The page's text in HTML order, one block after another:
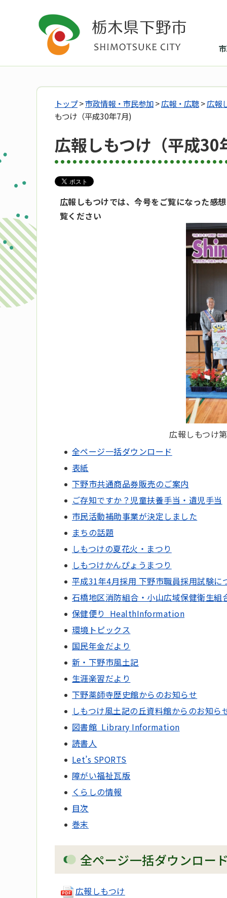
トップ>市政情報・市民参加>広報・広聴>広報
もつけ（平成30年7月)
広報しもつけ（平成30
広報しもつけでは、今号をご覧になった感
覧ください
広報しもつけ
全ページ一括ダウンロード
表紙
下野市共通商品券販売のご案内
ご存知ですか？児童扶養手当・遺児手当
市民活動補助事業が決定しました
まちの話題
しもつけの夏花火・まつり
しもつけかんぴょうまつり
平成31年4月採用 下野市職員採用試験に
石橋地区消防組合・小山広域保健衛生組
保健便り HealthInformation
環境トピックス
国民年金だより
新・下野市風土記
生涯楽習だより
下野薬師寺歴史館からのお知らせ
しもつけ風土記の丘資料館からのお知ら
図書館 Library Information
読書人
Let’s SPORTS
障がい福祉瓦版
くらしの情報
目次
巻末
全ページ一括ダウンロード
広報しもつけ